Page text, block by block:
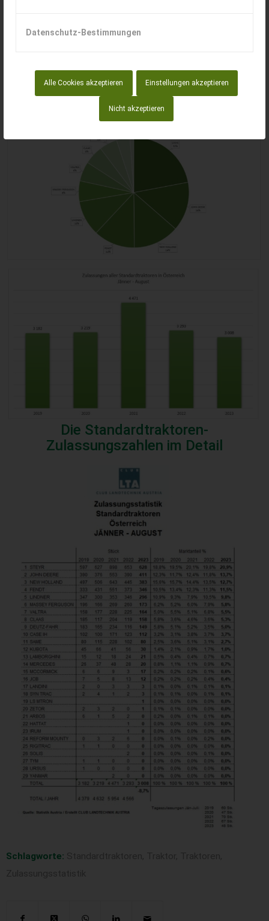
Datenschutz-Bestimmungen
Alle Cookies akzeptieren Einstellungen akzeptieren
Nicht akzeptieren
Marktanteil der Top-10-Marken bei den
STEYR ist nach wie vor unumstritten an der Spitze und
hat den höchsten Marktanteil mit 20,9 %, gefolgt von
John Deere und New Holland.
Die Standardtraktoren-
Zulassungszahlen im Detail
Schlagworte: